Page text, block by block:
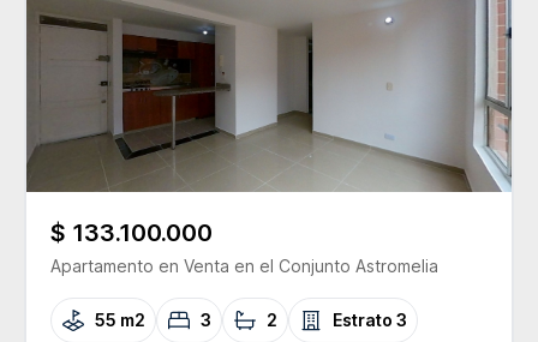
$ 133.100.000
Apartamento en Venta en el Conjunto Astromelia
55 m2 3 2 Estrato 3